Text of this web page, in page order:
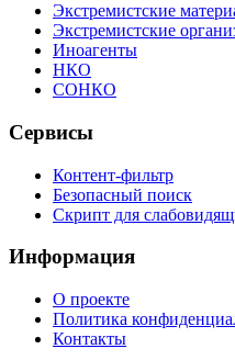
Экстремистские
Экстремистские
Иноагенты
НКО
СОНКО
Сервисы
Контент-фильтр
Безопасный поиск
Скрипт для
Информация
О проекте
Политика
Контакты